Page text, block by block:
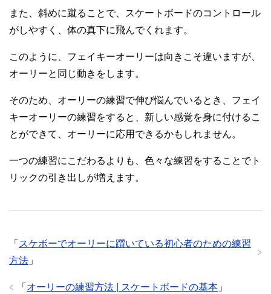
また、斜めに蹴ることで、スケートボードのコントロール
がしやすく、体の真下に飛んでくれます。
このように、フェイキーオーリーは向きこそ違いますが、
オーリーと同じ動きをします。
そのため、オーリーの練習で伸び悩んでいるとき、フェイ
キーオーリーの練習をすると、新しい感覚を身に付けるこ
とができて、オーリーに応用できるかもしれません。
一つの練習にこだわるよりも、色々な練習をすることでト
リックの引き出しが増えます。
「 スケボーでオーリーに躓いている初心者のための練習
方法 」
「 オーリーの練習方法 | スケートボードの基本 」